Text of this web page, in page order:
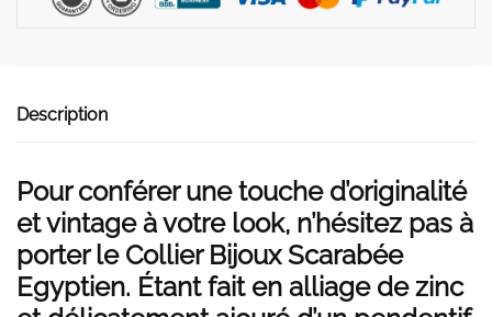
Egyptien
Description
Pour conférer une touche d’originalité
et vintage à votre look, n’hésitez pas à
porter le Collier Bijoux Scarabée
Egyptien. Étant fait en alliage de zinc